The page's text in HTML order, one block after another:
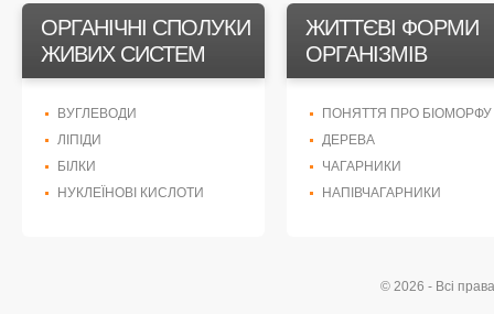
ОРГАНІЧНІ СПОЛУКИ
ЖИВИХ СИСТЕМ
ВУГЛЕВОДИ
ЛІПІДИ
БІЛКИ
НУКЛЕЇНОВІ КИСЛОТИ
ЖИТТЄВІ ФОРМИ
ОРГАНІЗМІВ
ПОНЯТТЯ ПРО БІОМОРФУ
ДЕРЕВА
ЧАГАРНИКИ
НАПІВЧАГАРНИКИ
© 2026 - Всі